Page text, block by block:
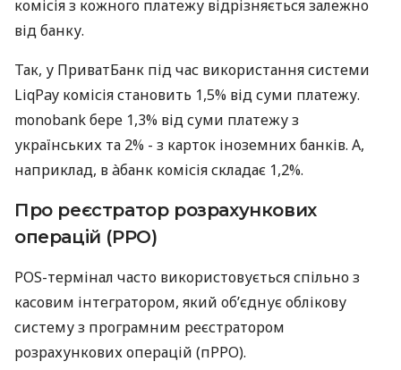
комісія з кожного платежу відрізняється залежно
від банку.
Так, у ПриватБанк під час використання системи
LiqPay комісія становить 1,5% від суми платежу.
monobank бере 1,3% від суми платежу з
українських та 2% - з карток іноземних банків. А,
наприклад, в àбанк комісія складає 1,2%.
Про реєстратор розрахункових
операцій (РРО)
POS-термінал часто використовується спільно з
касовим інтегратором, який об’єднує облікову
систему з програмним реєстратором
розрахункових операцій (пРРО).